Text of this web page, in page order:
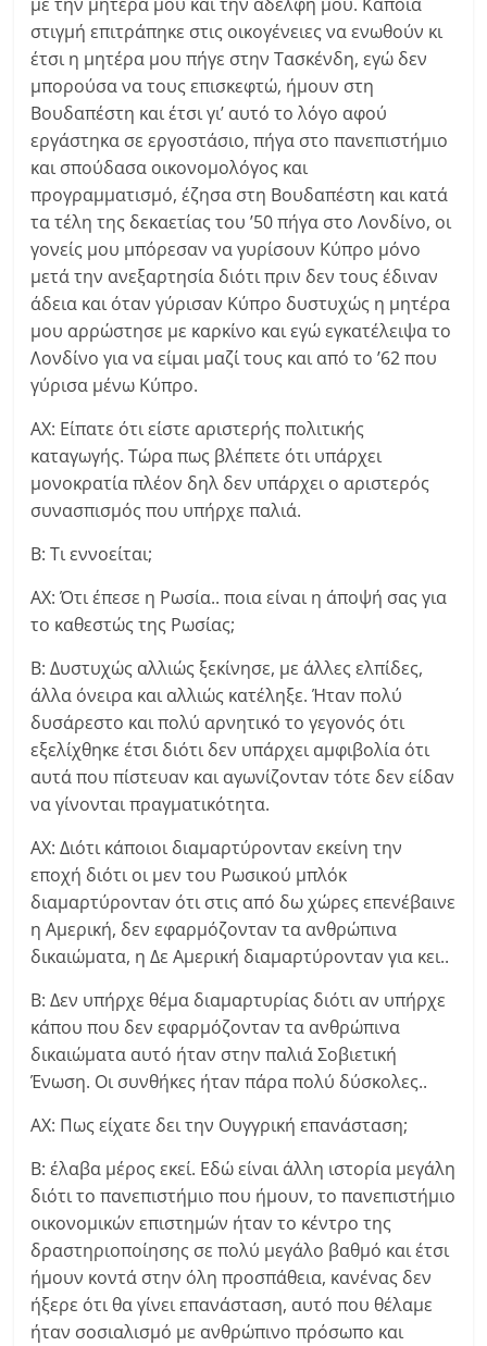
στιγμή επιτράπηκε στις οικογένειες να ενωθούν κι
έτσι η μητέρα μου πήγε στην Τασκένδη, εγώ δεν
μπορούσα να τους επισκεφτώ, ήμουν στη
Βουδαπέστη και έτσι γι’ αυτό το λόγο αφού
εργάστηκα σε εργοστάσιο, πήγα στο πανεπιστήμιο
και σπούδασα οικονομολόγος και
προγραμματισμό, έζησα στη Βουδαπέστη και κατά
τα τέλη της δεκαετίας του ’50 πήγα στο Λονδίνο, οι
γονείς μου μπόρεσαν να γυρίσουν Κύπρο μόνο
μετά την ανεξαρτησία διότι πριν δεν τους έδιναν
άδεια και όταν γύρισαν Κύπρο δυστυχώς η μητέρα
μου αρρώστησε με καρκίνο και εγώ εγκατέλειψα το
Λονδίνο για να είμαι μαζί τους και από το ’62 που
γύρισα μένω Κύπρο.
ΑΧ: Είπατε ότι είστε αριστερής πολιτικής
καταγωγής. Τώρα πως βλέπετε ότι υπάρχει
μονοκρατία πλέον δηλ δεν υπάρχει ο αριστερός
συνασπισμός που υπήρχε παλιά.
Β: Τι εννοείται;
ΑΧ: Ότι έπεσε η Ρωσία.. ποια είναι η άποψή σας για
το καθεστώς της Ρωσίας;
Β: Δυστυχώς αλλιώς ξεκίνησε, με άλλες ελπίδες,
άλλα όνειρα και αλλιώς κατέληξε. Ήταν πολύ
δυσάρεστο και πολύ αρνητικό το γεγονός ότι
εξελίχθηκε έτσι διότι δεν υπάρχει αμφιβολία ότι
αυτά που πίστευαν και αγωνίζονταν τότε δεν είδαν
να γίνονται πραγματικότητα.
ΑΧ: Διότι κάποιοι διαμαρτύρονταν εκείνη την
εποχή διότι οι μεν του Ρωσικού μπλόκ
διαμαρτύρονταν ότι στις από δω χώρες επενέβαινε
η Αμερική, δεν εφαρμόζονταν τα ανθρώπινα
δικαιώματα, η Δε Αμερική διαμαρτύρονταν για κει..
Β: Δεν υπήρχε θέμα διαμαρτυρίας διότι αν υπήρχε
κάπου που δεν εφαρμόζονταν τα ανθρώπινα
δικαιώματα αυτό ήταν στην παλιά Σοβιετική
Ένωση. Οι συνθήκες ήταν πάρα πολύ δύσκολες..
ΑΧ: Πως είχατε δει την Ουγγρική επανάσταση;
Β: έλαβα μέρος εκεί. Εδώ είναι άλλη ιστορία μεγάλη
διότι το πανεπιστήμιο που ήμουν, το πανεπιστήμιο
οικονομικών επιστημών ήταν το κέντρο της
δραστηριοποίησης σε πολύ μεγάλο βαθμό και έτσι
ήμουν κοντά στην όλη προσπάθεια, κανένας δεν
ήξερε ότι θα γίνει επανάσταση, αυτό που θέλαμε
ήταν σοσιαλισμό με ανθρώπινο πρόσωπο και